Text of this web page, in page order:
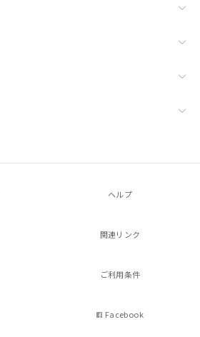
ヘルプ
関連リンク
ご利用条件
Facebook